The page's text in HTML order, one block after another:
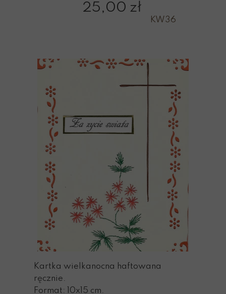
Kartka wielkanocna haftowana
ręcznie.
Format: 10x15 cm.
KW36
25,00 zł